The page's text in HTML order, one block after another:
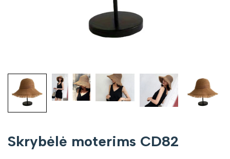
Skrybėlė moterims CD82